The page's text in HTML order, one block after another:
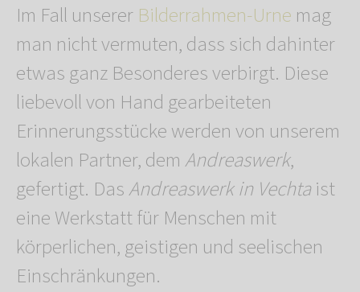
Im Fall unserer Bilderrahmen-Urne mag
man nicht vermuten, dass sich dahinter
etwas ganz Besonderes verbirgt. Diese
liebevoll von Hand gearbeiteten
Erinnerungsstücke werden von unserem
lokalen Partner, demAndreaswerk,
gefertigt. DasAndreaswerk in Vechtaist
eine Werkstatt für Menschen mit
körperlichen, geistigen und seelischen
Einschränkungen.